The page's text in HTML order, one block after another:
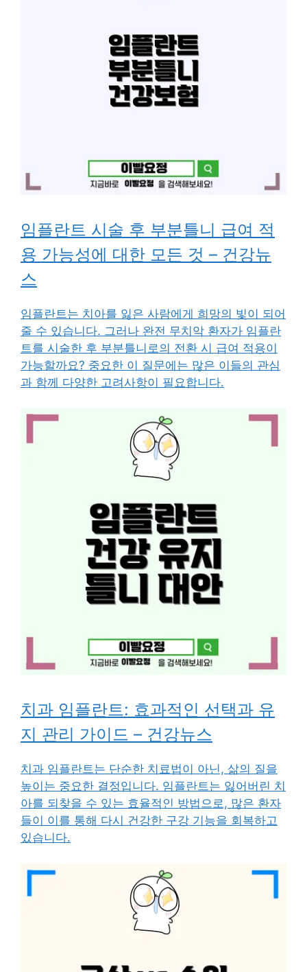
임플란트 시술 후 부분틀니 급여 적
용 가능성에 대한 모든 것 – 건강뉴
스
임플란트는 치아를 잃은 사람에게 희망의 빛이 되어
줄 수 있습니다. 그러나 완전 무치악 환자가 임플란
트를 시술한 후 부분틀니로의 전환 시 급여 적용이
가능할까요? 중요한 이 질문에는 많은 이들의 관심
과 함께 다양한 고려사항이 필요합니다.
치과 임플란트: 효과적인 선택과 유
지 관리 가이드 – 건강뉴스
치과 임플란트는 단순한 치료법이 아닌, 삶의 질을
높이는 중요한 결정입니다. 임플란트는 잃어버린 치
아를 되찾을 수 있는 효율적인 방법으로, 많은 환자
들이 이를 통해 다시 건강한 구강 기능을 회복하고
있습니다.